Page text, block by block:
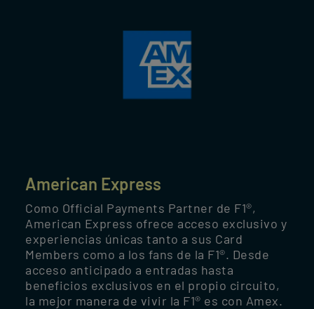
American Express
Como Official Payments Partner de F1®,
American Express ofrece acceso exclusivo y
experiencias únicas tanto a sus Card
Members como a los fans de la F1®. Desde
acceso anticipado a entradas hasta
beneficios exclusivos en el propio circuito,
la mejor manera de vivir la F1® es con Amex.